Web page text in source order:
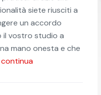
non opposto. In
che rischiava di
esecutiva attivata
il 2018 e altri
...continua